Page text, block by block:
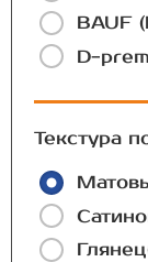
BAUF
D-
Текстура